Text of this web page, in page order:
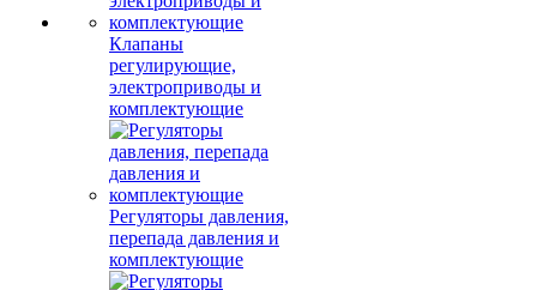
Клапаны
регулирующие,
электроприводы и
комплектующие
Регуляторы давления,
перепада давления и
комплектующие